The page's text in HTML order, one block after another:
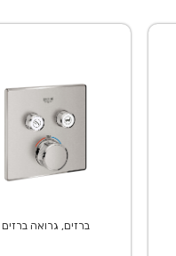
ברזים, גרואה ברזים